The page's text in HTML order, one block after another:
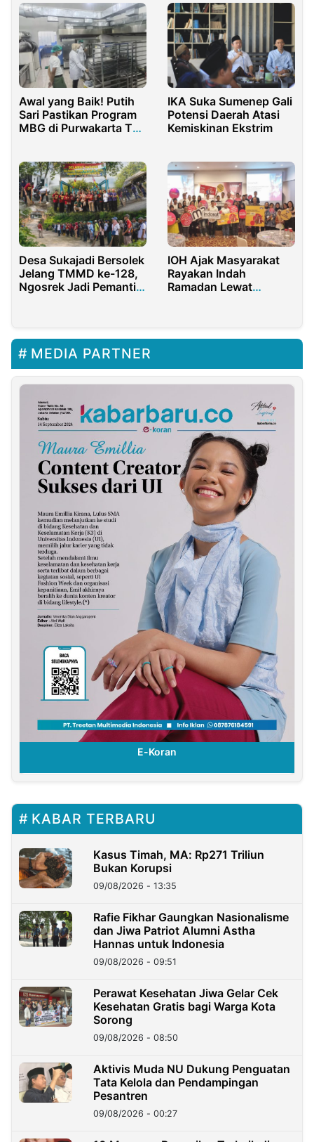
Awal yang Baik! Putih
Sari Pastikan Program
MBG di Purwakarta Tak
IKA Suka Sumenep Gali
Potensi Daerah Atasi
Kemiskinan Ekstrim
Desa Sukajadi Bersolek
Jelang TMMD ke-128,
Ngosrek Jadi Pemantik
IOH Ajak Masyarakat
Rayakan Indah
Ramadan Lewat
MEDIA PARTNER
E-Koran
KABAR TERBARU
Kasus Timah, MA: Rp271 Triliun
Bukan Korupsi
09/08/2026 - 13:35
Rafie Fikhar Gaungkan Nasionalisme
dan Jiwa Patriot Alumni Astha
Hannas untuk Indonesia
09/08/2026 - 09:51
Perawat Kesehatan Jiwa Gelar Cek
Kesehatan Gratis bagi Warga Kota
Sorong
09/08/2026 - 08:50
Aktivis Muda NU Dukung Penguatan
Tata Kelola dan Pendampingan
Pesantren
09/08/2026 - 00:27